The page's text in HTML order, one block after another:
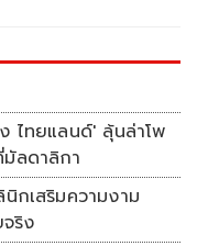
ไทยแลนด์' ลุ้นล่าโพ
ลดาลิกา
นิกเสริมความงาม
ริง